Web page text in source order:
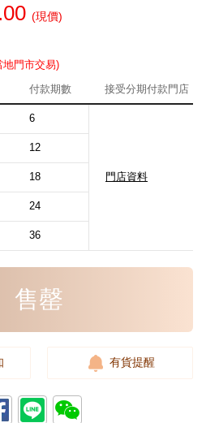
(現價)
地門市交易)
付款期數 接受分期付款門店
6
門店資料
12
18
24
36
售罄
有貨提醒
香奈兒 手袋 As5631
54,800.00